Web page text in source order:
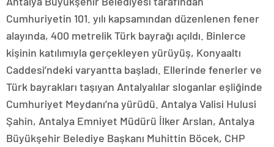
Cumhuriyetin 101. yılı kapsamından düzenlenen fener
alayında, 400 metrelik Türk bayrağı açıldı. Binlerce
kişinin katılımıyla gerçekleyen yürüyüş, Konyaaltı
Caddesi’ndeki varyantta başladı. Ellerinde fenerler ve
Türk bayrakları taşıyan Antalyalılar sloganlar eşliğinde
Cumhuriyet Meydanı’na yürüdü. Antalya Valisi Hulusi
Şahin, Antalya Emniyet Müdürü İlker Arslan, Antalya
Büyükşehir Belediye Başkanı Muhittin Böcek, CHP